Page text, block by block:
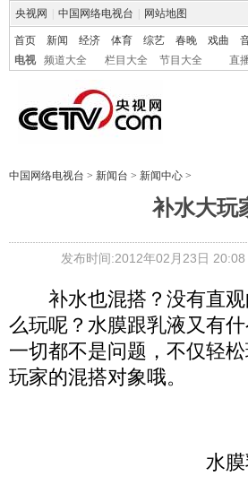
央视网 中国网络电视台 网站地图
首页 新闻 经济 体育 综艺 春晚 戏曲
电视
频道大全 栏目大全 节目大全 直
中国网络电视台 > 新闻台 > 新闻中心 >
补水大玩
发布时间:2012年02月23日 20:08
补水也混搭？没有直观
么玩呢？水膜跟乳液又有
一切都不是问题，不仅轻
玩家的混搭对象哦。
水